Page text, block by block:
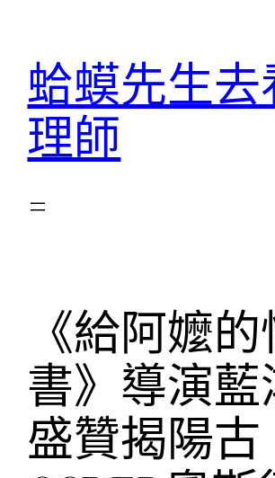
蛤蟆先生去
理師
《給阿嬤
書》導演藍
盛贊揭陽古